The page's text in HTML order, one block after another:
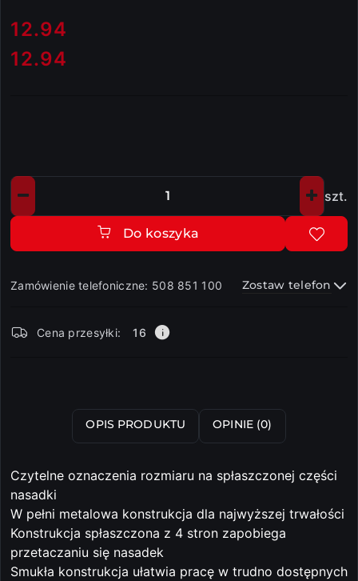
cena:
12.94
Cena:
12.94
Ilość szt.
Do koszyka
Zamówienie telefoniczne: 508 851 100 Zostaw telefon
i
Cena przesyłki: 16
OPIS PRODUKTU OPINIE (0)
Czytelne oznaczenia rozmiaru na spłaszczonej części
nasadki
W pełni metalowa konstrukcja dla najwyższej trwałości
Konstrukcja spłaszczona z 4 stron zapobiega
przetaczaniu się nasadek
Smukła konstrukcja ułatwia pracę w trudno dostępnych